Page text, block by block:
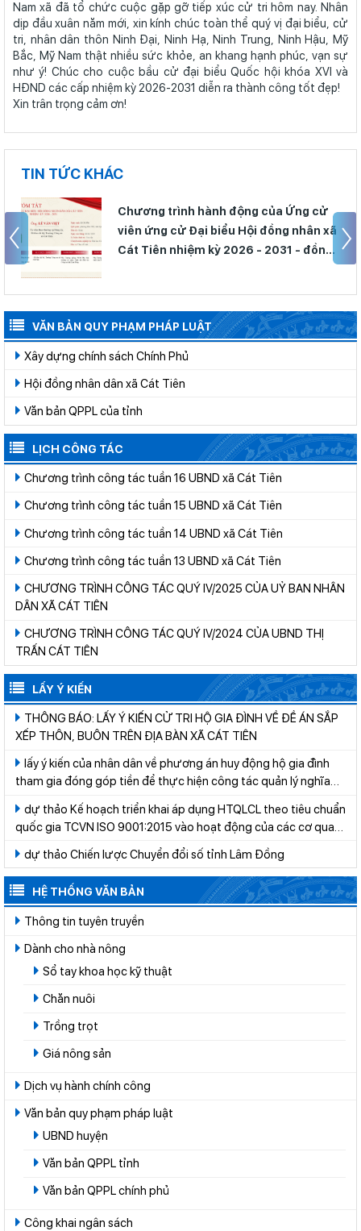
Nam xã đã tổ chức cuộc gặp gỡ tiếp xúc cử tri hôm nay. Nhân
dịp đầu xuân năm mới, xin kính chúc toàn thể quý vị đại biểu, cử
tri, nhân dân thôn Ninh Đại, Ninh Hạ, Ninh Trung, Ninh Hậu, Mỹ
Bắc, Mỹ Nam thật nhiều sức khỏe, an khang hạnh phúc, vạn sự
như ý! Chúc cho cuộc bầu cử đại biểu Quốc hội khóa XVI và
HĐND các cấp nhiệm kỳ 2026-2031 diễn ra thành công tốt đẹp!
Xin trân trọng cảm ơn!
TIN TỨC KHÁC
Chương trình hành động của Ứng cử
viên ứng cử Đại biểu Hội đồng nhân xã
Cát Tiên nhiệm kỳ 2026 - 2031 - đồng
VĂN BẢN QUY PHẠM PHÁP LUẬT
Xây dựng chính sách Chính Phủ
Hội đồng nhân dân xã Cát Tiên
Văn bản QPPL của tỉnh
LỊCH CÔNG TÁC
Chương trình công tác tuần 16 UBND xã Cát Tiên
Chương trình công tác tuần 15 UBND xã Cát Tiên
Chương trình công tác tuần 14 UBND xã Cát Tiên
Chương trình công tác tuần 13 UBND xã Cát Tiên
DÂN XÃ CÁT TIÊN
TRẤN CÁT TIÊN
LẤY Ý KIẾN
XẾP THÔN, BUÔN TRÊN ĐỊA BÀN XÃ CÁT TIÊN
tham gia đóng góp tiền để thực hiện công tác quản lý nghĩa
trang trên địa bàn xã Cát Tiên giai đoạn 2026-2030
quốc gia TCVN ISO 9001:2015 vào hoạt động của các cơ quan,
tổ chức thuộc hệ thống hành chính nhà nước trên địa bàn tỉnh
Lâm Đồng năm 2026
dự thảo Chiến lược Chuyển đổi số tỉnh Lâm Đồng
HỆ THỐNG VĂN BẢN
Thông tin tuyên truyền
Dành cho nhà nông
Sổ tay khoa học kỹ thuật
Chăn nuôi
Trồng trọt
Giá nông sản
Dịch vụ hành chính công
Văn bản quy phạm pháp luật
UBND huyện
Văn bản QPPL tỉnh
Văn bản QPPL chính phủ
Công khai ngân sách